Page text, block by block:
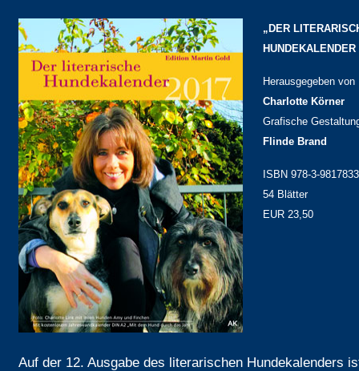
„DER
HUNDEKALENDER
Herausgegeben von
Charlotte Körner
Grafische
Flinde Brand
ISBN 978-3-
54 Blätter
EUR 23,50
Auf der 12. Ausgabe des literarischen Hundekalenders